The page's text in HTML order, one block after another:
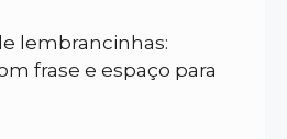
lembrancinhas:
frase e espaço para